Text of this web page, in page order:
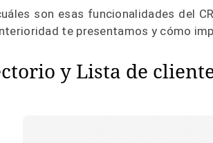
son esas funcionalidades del
te presentamos y cómo
y Lista de